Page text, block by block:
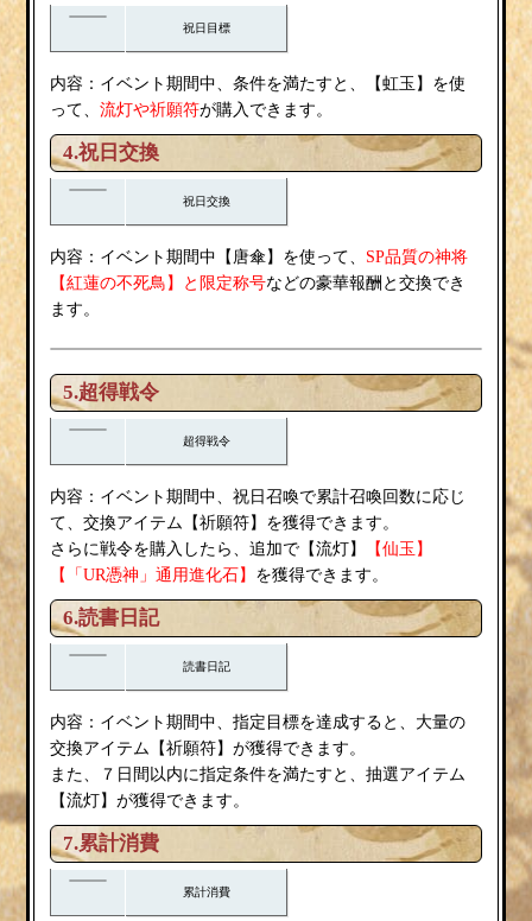
祝日目標
内容：イベント期間中、条件を満たすと、【虹玉】を使
って、流灯や祈願符が購入できます。
4.祝日交換
祝日交換
内容：イベント期間中【 唐傘 】を使って、 SP品質の神将
【紅蓮の不死鳥 】と限定称号などの豪華報酬と交換でき
ます。
5.超得戦令
超得戦令
内容：イベント期間中、祝日召喚で累計召喚回数に応じ
て、交換アイテム【祈願符】を獲得できます。
さらに戦令を購入したら、追加で【流灯】
【仙玉】
【「UR憑神」通用進化石】 を獲得できます。
6.読書日記
読書日記
内容：イベント期間中、指定目標を達成すると、大量の
交換アイテム【祈願符】が獲得できます。
また、７日間以内に指定条件を満たすと、抽選アイテム
【流灯】が獲得できます。
7.累計消費
累計消費